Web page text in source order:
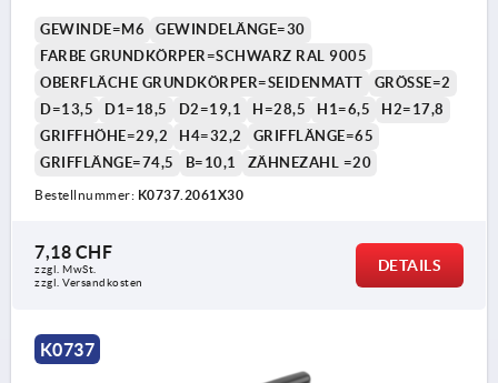
GEWINDE=M6
GEWINDELÄNGE=30
FARBE GRUNDKÖRPER=SCHWARZ RAL 9005
OBERFLÄCHE GRUNDKÖRPER=SEIDENMATT
GRÖSSE=2
D=13,5
D1=18,5 D2=19,1 H=28,5 H1=6,5
H2=17,8
GRIFFHÖHE=29,2
H4=32,2
GRIFFLÄNGE=65
GRIFFLÄNGE=74,5
B=10,1 ZÄHNEZAHL =20
Bestellnummer: K0737.2061X30
7,18 CHF
zzgl. MwSt.
zzgl. Versandkosten
DETAILS
K0737